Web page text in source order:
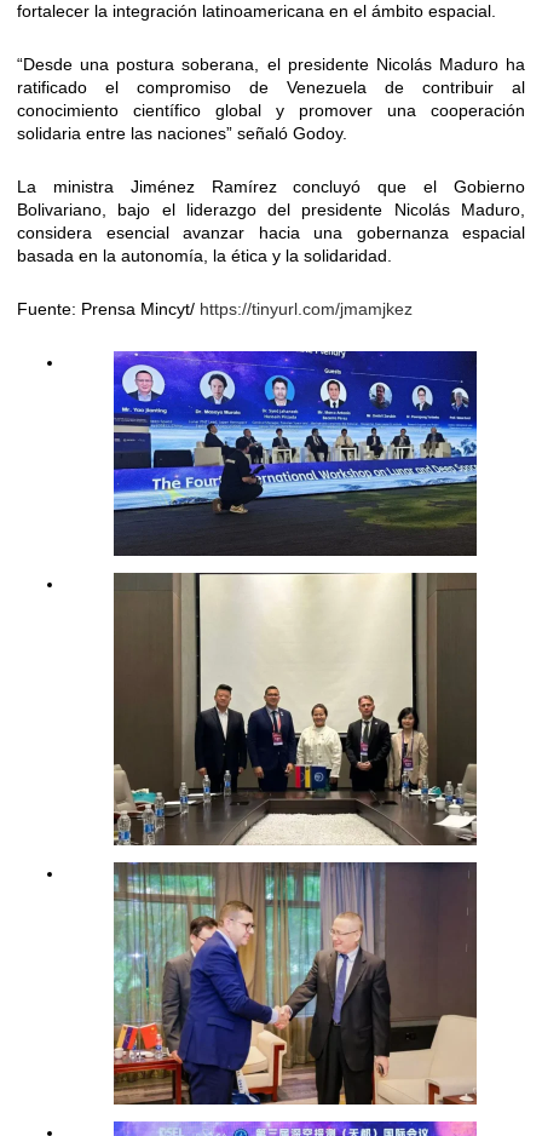
fortalecer la integración latinoamericana en el ámbito espacial.
“Desde una postura soberana, el presidente Nicolás Maduro ha
ratificado el compromiso de Venezuela de contribuir al
conocimiento científico global y promover una cooperación
solidaria entre las naciones” señaló Godoy.
La ministra Jiménez Ramírez concluyó que el Gobierno
Bolivariano, bajo el liderazgo del presidente Nicolás Maduro,
considera esencial avanzar hacia una gobernanza espacial
basada en la autonomía, la ética y la solidaridad.
Fuente: Prensa Mincyt/ https://tinyurl.com/jmamjkez